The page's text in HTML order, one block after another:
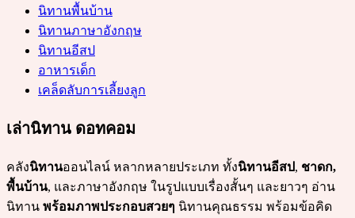
นิทานพื้นบ้าน
นิทานภาษาอังกฤษ
นิทานอีสป
อาหารเด็ก
เคล็ดลับการเลี้ยงลูก
เล่านิทาน ดอทคอม
คลังนิทานออนไลน์ หลากหลายประเภท ทั้งนิทานอีสป, ชาดก,
พื้นบ้าน, และภาษาอังกฤษ ในรูปแบบเรื่องสั้นๆ และยาวๆ อ่าน
นิทาน พร้อมภาพประกอบสวยๆ นิทานคุณธรรม พร้อมข้อคิด